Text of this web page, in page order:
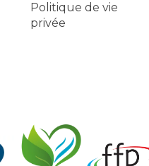
Politique de vie
privée